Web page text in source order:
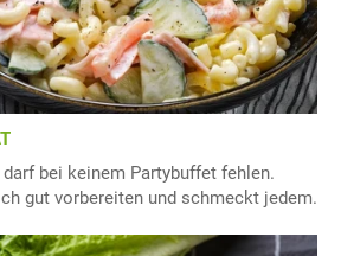
bei keinem Partybuffet fehlen.
gut vorbereiten und schmeckt jedem.